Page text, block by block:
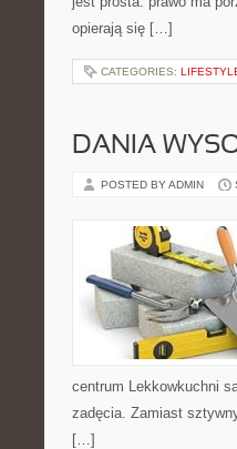
opierają się […]
CATEGORIES:
DANIA
POSTED BY ADMIN
centrum Lekkowkuchni
zadęcia. Zamiast
[…]